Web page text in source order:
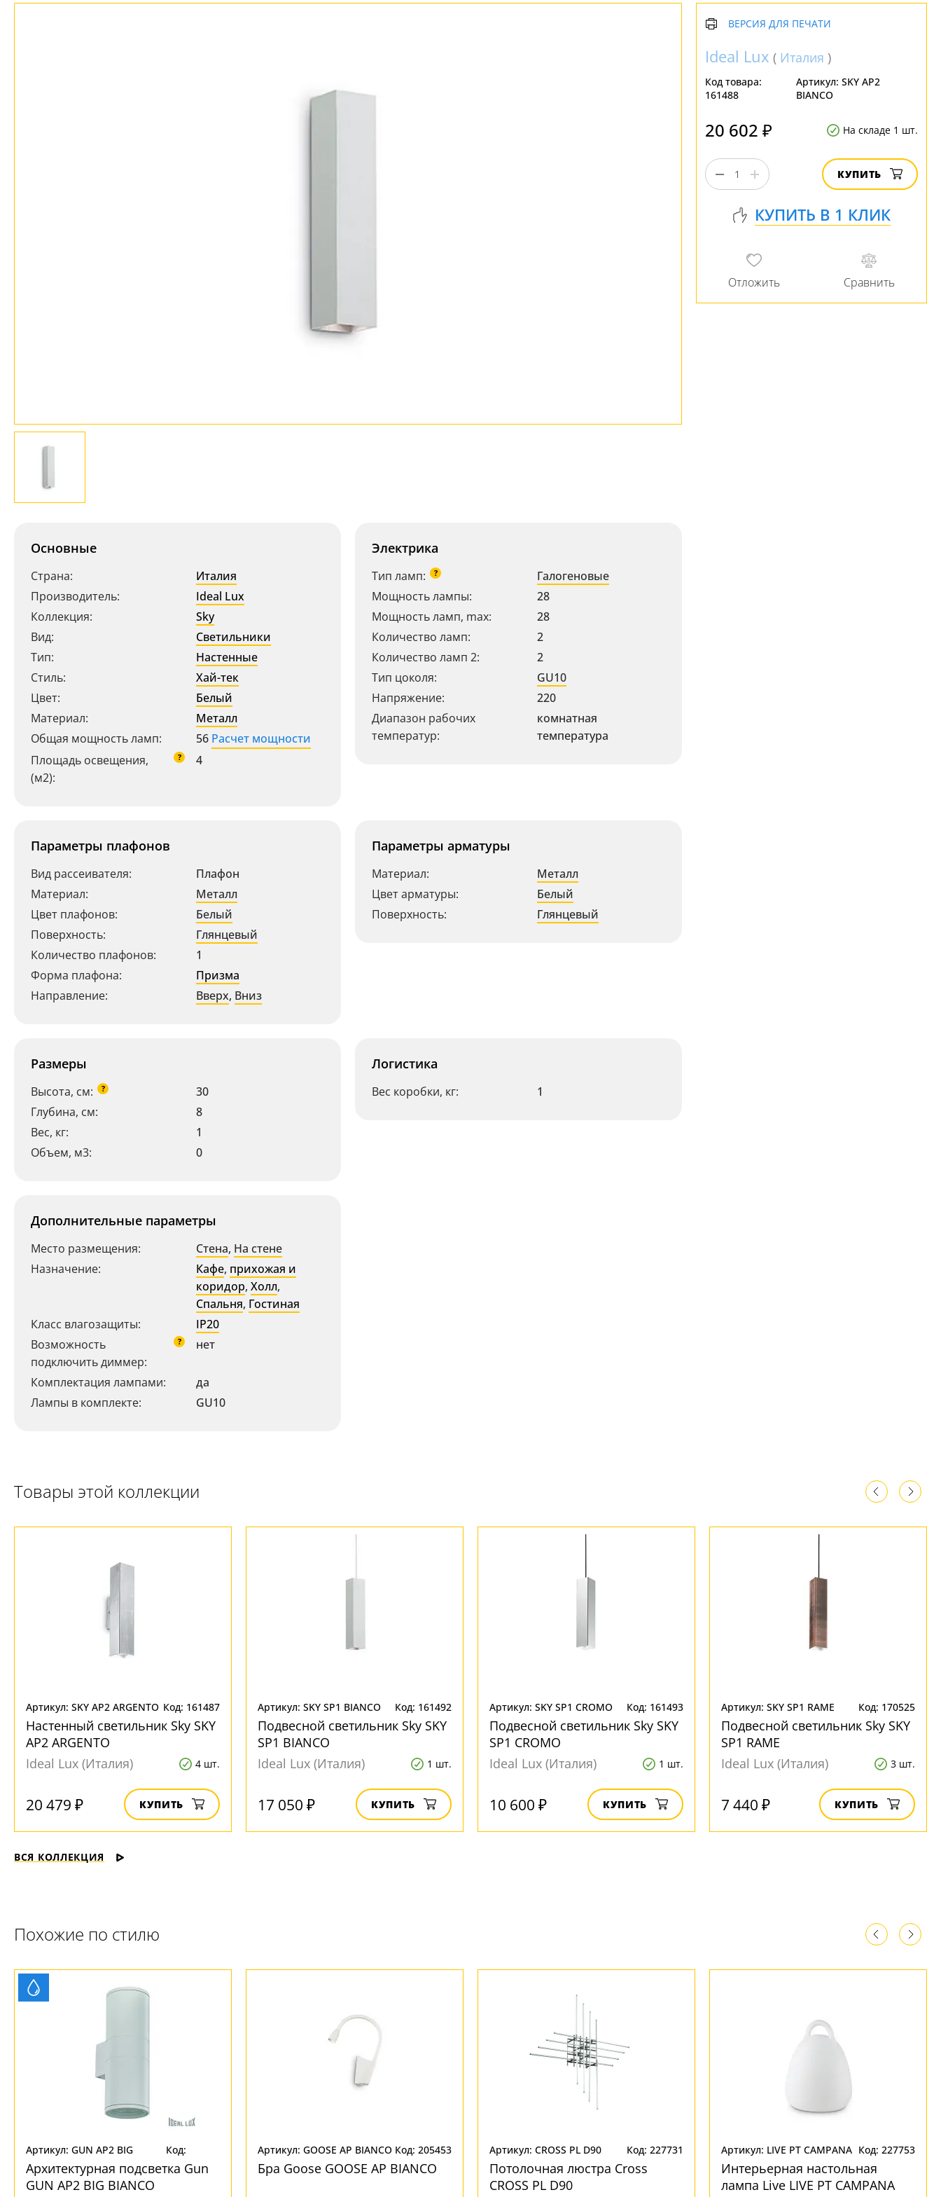
Ваш регион: Москва
Основные
Страна:
Италия
Производитель:
Ideal Lux
Коллекция:
Sky
Вид:
Светильники
Тип:
Настенные
Стиль:
Хай-тек
Цвет:
Белый
Материал:
Металл
Общая мощность ламп:
56 Расчет мощности
Площадь освещения,
(м2):
? 4
Электрика
Тип ламп: ?
Галогеновые
Мощность лампы:
28
Мощность ламп, max:
28
Количество ламп:
2
Количество ламп 2:
2
Тип цоколя:
GU10
Напряжение:
220
Диапазон рабочих
температур:
комнатная
температура
Параметры плафонов
Вид рассеивателя:
Плафон
Материал:
Металл
Цвет плафонов:
Белый
Поверхность:
Глянцевый
Количество плафонов:
1
Форма плафона:
Призма
Направление:
Вверх, Вниз
Параметры арматуры
Материал:
Металл
Цвет арматуры:
Белый
Поверхность:
Глянцевый
Размеры
Высота, см: ?
30
Глубина, см:
8
Вес, кг:
1
Объем, м3:
0
Логистика
Вес коробки, кг: 1
Дополнительные параметры
Место размещения: Стена, На стене
Назначение:
Кафе, прихожая и
коридор, Холл,
Спальня, Гостиная
Класс влагозащиты:
IP20
Возможность
подключить диммер:
? нет
Комплектация лампами:
да
Лампы в комплекте:
GU10
ВЕРСИЯ ДЛЯ ПЕЧАТИ
Ideal Lux ( Италия )
Код товара:
161488
Артикул:SKY AP2
BIANCO
20 602 ₽ На складе 1 шт.
КУПИТЬ
Товары этой коллекции
Артикул: SKY AP2 ARGENTO Код: 161487
Настенный светильник Sky SKY
AP2 ARGENTO
Ideal Lux (Италия)
4 шт.
20 479 ₽ КУПИТЬ
Артикул: SKY SP1 BIANCO Код: 161492
Подвесной светильник Sky SKY
SP1 BIANCO
Ideal Lux (Италия)
1 шт.
17 050 ₽ КУПИТЬ
Артикул: SKY SP1 CROMO Код: 161493
Подвесной светильник Sky SKY
SP1 CROMO
Ideal Lux (Италия)
1 шт.
10 600 ₽ КУПИТЬ
Артикул: SKY SP1 RAME Код: 170525
Подвесной светильник Sky SKY
SP1 RAME
Ideal Lux (Италия)
3 шт.
7 440 ₽ КУПИТЬ
ВСЯ КОЛЛЕКЦИЯ
Похожие по стилю
Артикул: GUN AP2 BIG
BIANCO
Код:
161257
Архитектурная подсветка Gun
GUN AP2 BIG BIANCO
Артикул: GOOSE AP BIANCO Код: 205453
Бра Goose GOOSE AP BIANCO
Артикул: CROSS PL D90 Код: 227731
Потолочная люстра Cross
CROSS PL D90
Артикул: LIVE PT CAMPANA Код: 227753
Интерьерная настольная
лампа Live LIVE PT CAMPANA